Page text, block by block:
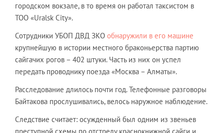
городском вокзале, в то время он работал таксистом в
ТОО «Uralsk City».
Сотрудники УБОП ДВД ЗКО обнаружили в его машине
крупнейшую в истории местного браконьерства партию
сайгачих рогов – 402 штуки. Часть из них он успел
передать проводнику поезда «Москва – Алматы».
Расследование длилось почти год. Телефонные разговоры
Байтакова прослушивались, велось наружное наблюдение.
Следствие считает: осужденный был одним из звеньев